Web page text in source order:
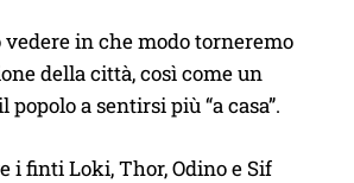
vedere in che modo torneremo
della città, così come un
a sentirsi più “a casa”.
i finti Loki, Thor, Odino e Sif